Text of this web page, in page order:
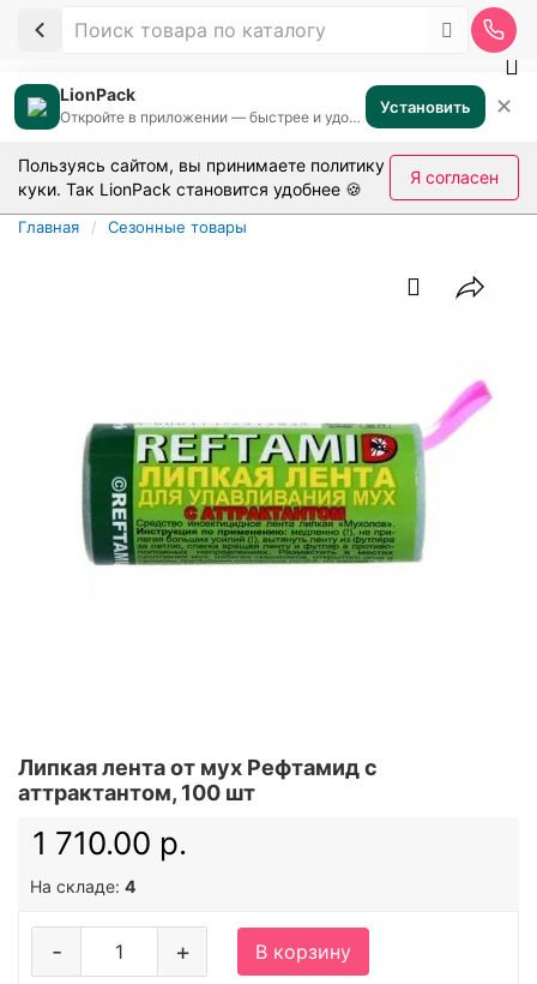
LionPack
Откройте в приложении — быстрее и удобнее Установить ✕
Пользуясь сайтом, вы принимаете политику
куки. Так LionPack становится удобнее 🍪
Я согласен
Главная Сезонные товары
Липкая лента от мух Рефтамид с
аттрактантом, 100 шт
1 710.00 р.
На складе: 4
+
- В корзину